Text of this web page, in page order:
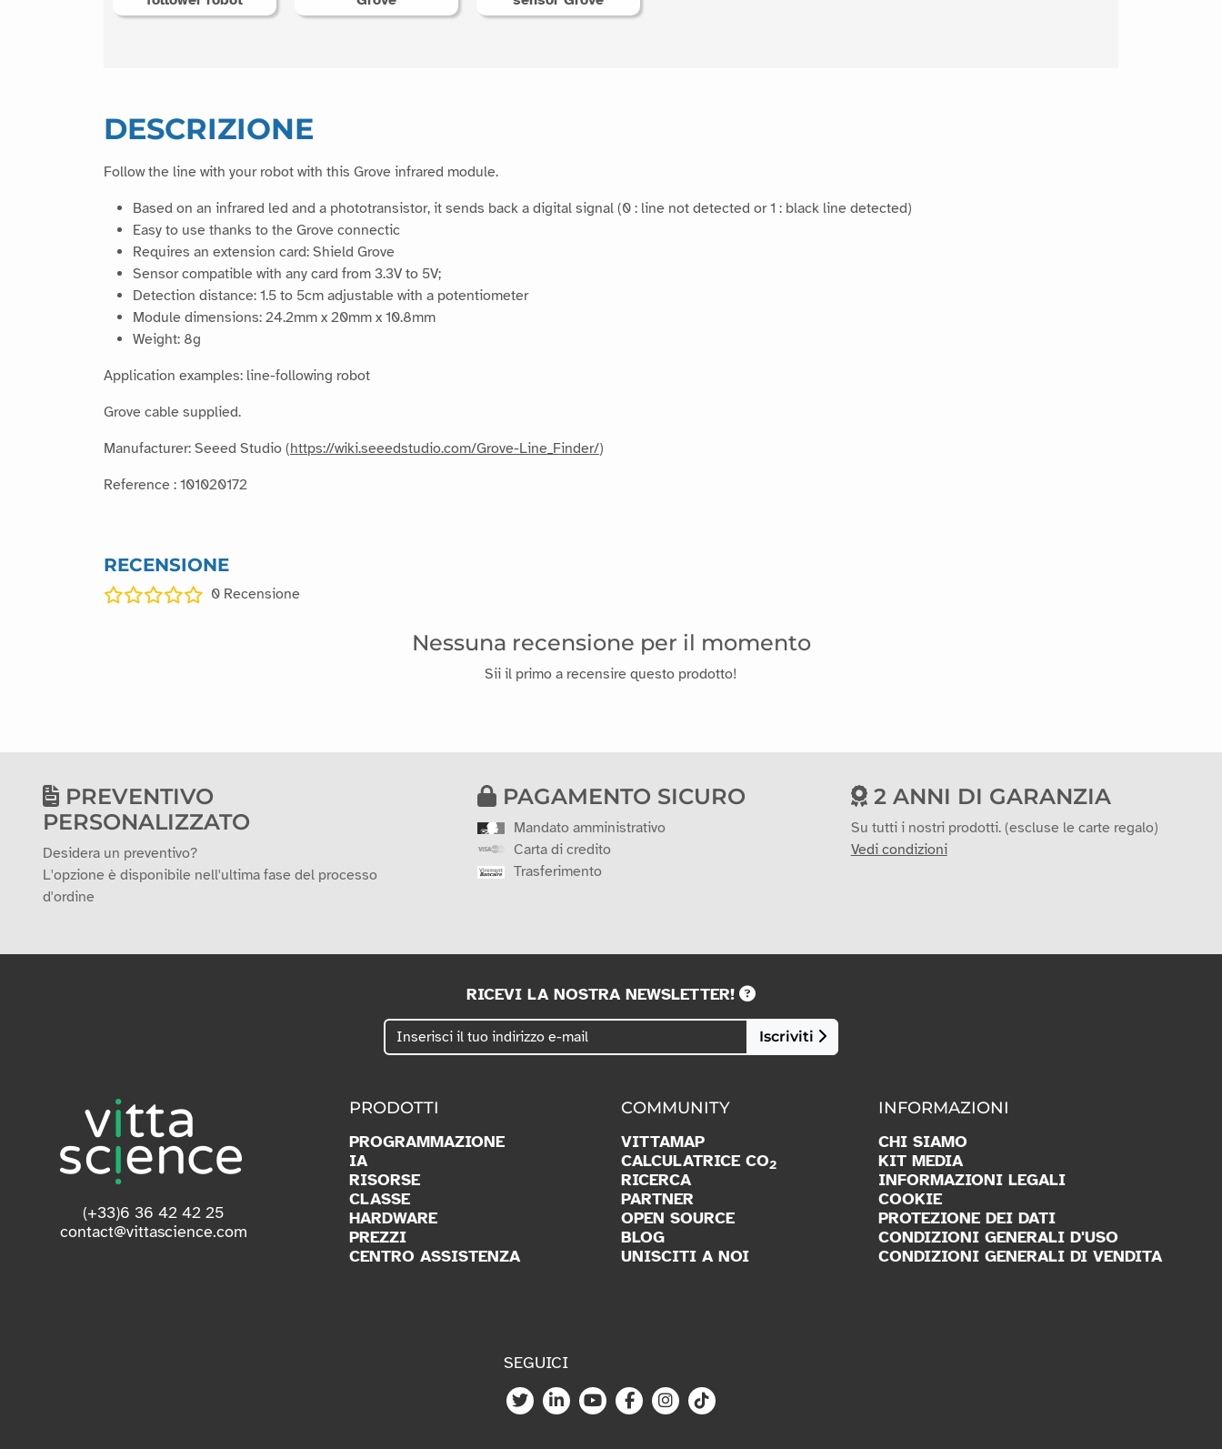
DESCRIZIONE
Follow the line with your robot with this Grove infrared module.
Based on an infrared led and a phototransistor, it sends back a digital signal (0 : line not detected or 1 : black line detected)
Easy to use thanks to the Grove connectic
Requires an extension card: Shield Grove
Sensor compatible with any card from 3.3V to 5V;
Detection distance: 1.5 to 5cm adjustable with a potentiometer
Module dimensions: 24.2mm x 20mm x 10.8mm
Weight: 8g
Application examples: line-following robot
Grove cable supplied.
Manufacturer: Seeed Studio (https://wiki.seeedstudio.com/Grove-Line_Finder/)
Reference : 101020172
RECENSIONE
0 Recensione
Nessuna recensione per il momento
Sii il primo a recensire questo prodotto!
PREVENTIVO
PERSONALIZZATO
Desidera un preventivo?
L'opzione è disponibile nell'ultima fase del processo
d'ordine
PAGAMENTO SICURO
Mandato amministrativo
Carta di credito
Trasferimento
2 ANNI DI GARANZIA
Su tutti i nostri prodotti. (escluse le carte regalo)
Vedi condizioni
RICEVI LA NOSTRA NEWSLETTER!
Iscriviti
(+33)6 36 42 42 25
contact@vittascience.com
PRODOTTI
PROGRAMMAZIONE
IA
RISORSE
CLASSE
HARDWARE
PREZZI
CENTRO ASSISTENZA
COMMUNITY
VITTAMAP
CALCULATRICE CO2
RICERCA
PARTNER
OPEN SOURCE
BLOG
UNISCITI A NOI
INFORMAZIONI
CHI SIAMO
KIT MEDIA
INFORMAZIONI LEGALI
COOKIE
PROTEZIONE DEI DATI
CONDIZIONI GENERALI D'USO
CONDIZIONI GENERALI DI VENDITA
SEGUICI